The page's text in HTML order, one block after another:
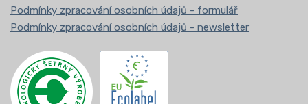
Podmínky zpracování osobních údajů - formulář
Podmínky zpracování osobních údajů - newsletter